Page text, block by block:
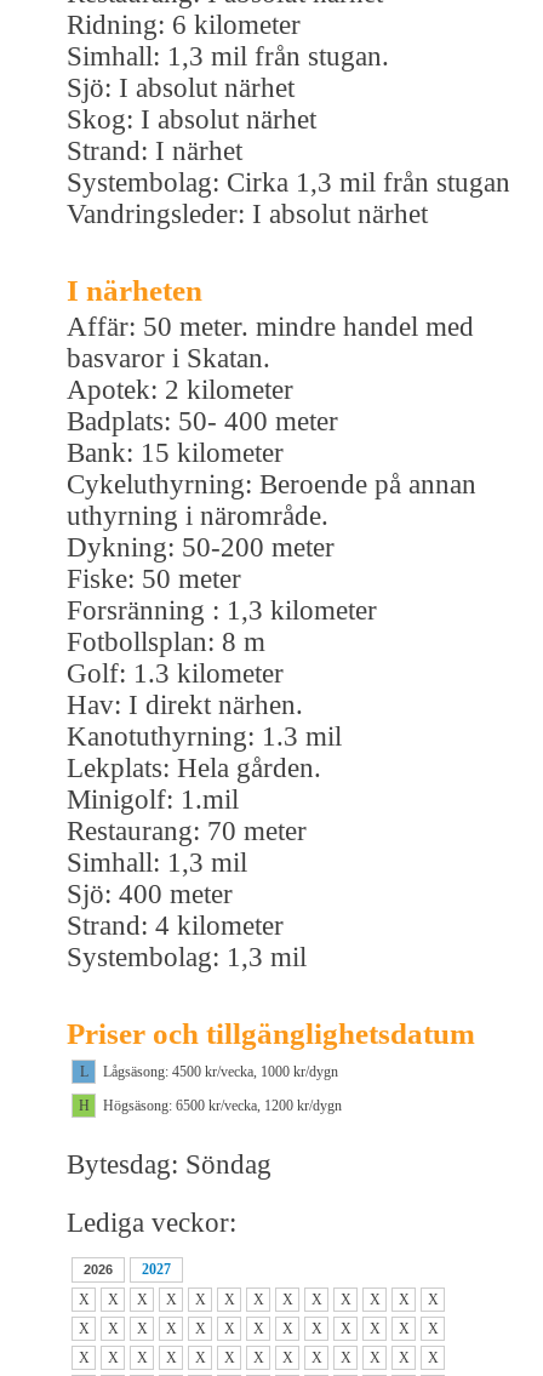
Ridning: 6 kilometer
Simhall: 1,3 mil från stugan.
Sjö: I absolut närhet
Skog: I absolut närhet
Strand: I närhet
Systembolag: Cirka 1,3 mil från stugan
Vandringsleder: I absolut närhet
I närheten
Affär: 50 meter. mindre handel med
basvaror i Skatan.
Apotek: 2 kilometer
Badplats: 50- 400 meter
Bank: 15 kilometer
Cykeluthyrning: Beroende på annan
uthyrning i närområde.
Dykning: 50-200 meter
Fiske: 50 meter
Forsränning : 1,3 kilometer
Fotbollsplan: 8 m
Golf: 1.3 kilometer
Hav: I direkt närhen.
Kanotuthyrning: 1.3 mil
Lekplats: Hela gården.
Minigolf: 1.mil
Restaurang: 70 meter
Simhall: 1,3 mil
Sjö: 400 meter
Strand: 4 kilometer
Systembolag: 1,3 mil
Priser och tillgänglighetsdatum
L
Lågsäsong: 4500 kr/vecka, 1000 kr/dygn
H
Högsäsong: 6500 kr/vecka, 1200 kr/dygn
Bytesdag: Söndag
Lediga veckor:
2026
2027
X
X X X X X X X X X X X
X
X
X X X X X X X X X X X
X
X
X X X X X X X X X X X
X